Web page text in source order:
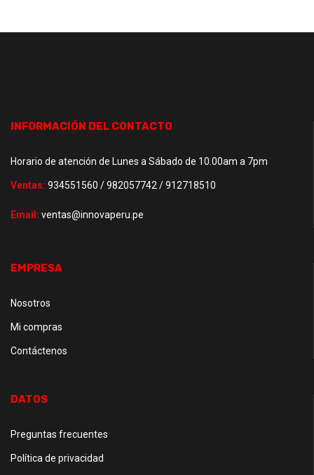
INFORMACIÓN DEL CONTACTO
Horario de atención de Lunes a Sábado de 10.00am a 7pm
Ventas: 934551560 / 982057742 / 912718510
Email: ventas@innovaperu.pe
EMPRESA
Nosotros
Mi compras
Contáctenos
DATOS
Preguntas frecuentes
Política de privacidad